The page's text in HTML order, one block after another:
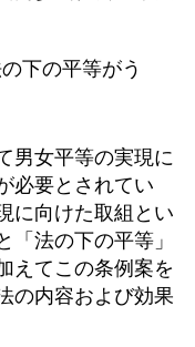
下の平等がう
男女平等の実現に
必要とされてい
に向けた取組とい
「法の下の平等」
えてこの条例案を
の内容および効果